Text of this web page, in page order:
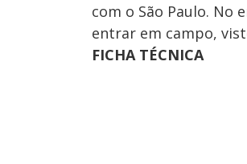
com o São Paulo. No
entrar em campo,
FICHA TÉCNICA